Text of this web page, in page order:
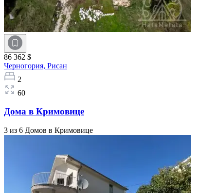
86 362 $
Черногория, Рисан
2
60
Дома в Кримовице
3 из 6 Домов в Кримовице